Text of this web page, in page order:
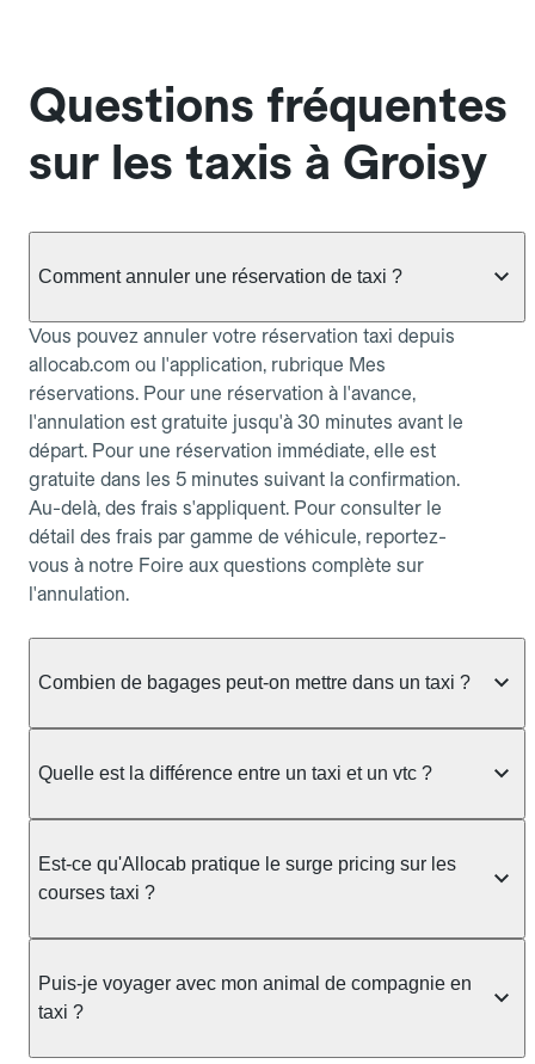
Questions fréquentes
sur les taxis à Groisy
Comment annuler une réservation de taxi ?
Vous pouvez annuler votre réservation taxi depuis
allocab.com ou l'application, rubrique Mes
réservations. Pour une réservation à l'avance,
l'annulation est gratuite jusqu'à 30 minutes avant le
départ. Pour une réservation immédiate, elle est
gratuite dans les 5 minutes suivant la confirmation.
Au-delà, des frais s'appliquent. Pour consulter le
détail des frais par gamme de véhicule, reportez-
vous à notre Foire aux questions complète sur
l'annulation.
Combien de bagages peut-on mettre dans un taxi ?
taxi berline accueille en général jusqu'à 3 bagages
ou nombreux, précisez-le dans le champ "Message
au chauffeur" lors de la réservation. Le prix n'est
pas impacté par le nombre de bagages.
Quelle est la différence entre un taxi et un vtc ?
prendre en charge directement dans la rue, à une
station ou sur réservation, avec un tarif au
réservation et propose un prix fixe annoncé à
l'avance. Chez Allocab, réservez facilement votre
taxi.
Est-ce qu'Allocab pratique le surge pricing sur les
courses taxi ?
réglementation préfectorale et suit un barème
officiel : il protège des hausses liées à la demande.
Puis-je voyager avec mon animal de compagnie en
taxi ?